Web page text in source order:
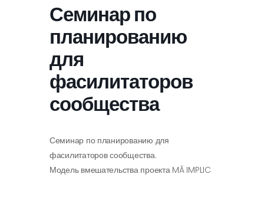
Семинар по
планированию
для
фасилитаторов
сообщества
Семинар по планированию для
фасилитаторов сообщества.
Модель вмешательства проекта MĂ IMPLIC